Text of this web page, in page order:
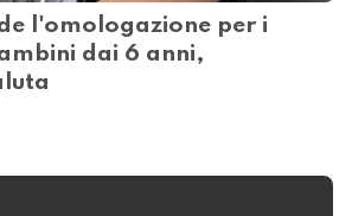
l'omologazione per i
dai 6 anni,